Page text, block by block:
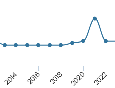
2014 2016 2018 2020 2022